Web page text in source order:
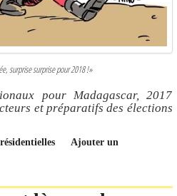
surprise surprise pour 2018 !»
pour Madagascar, 2017
et préparatifs des élections
Ajouter un